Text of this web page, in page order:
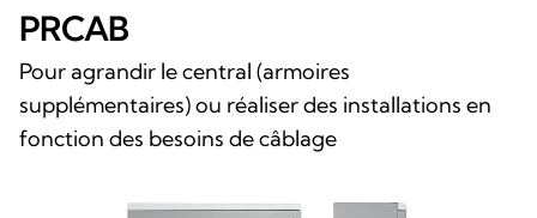
PRCAB
Pour agrandir le central (armoires
supplémentaires) ou réaliser des installations en
fonction des besoins de câblage